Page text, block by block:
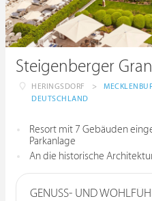
HERINGSDORF >
DEUTSCHLAND
Resort mit 7 Gebäuden
Parkanlage
An die historische
GENUSS- UND